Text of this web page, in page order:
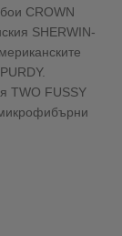
CROWN
SHERWIN-
TWO FUSSY